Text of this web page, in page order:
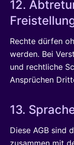
12.
Rechte dürfen
werden. Bei
und rechtliche
Ansprüchen
13.
Diese AGB sind
zusammen mit